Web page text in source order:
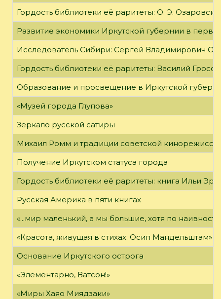
Гордость библиотеки её раритеты: О. Э.
Развитие экономики Иркутской губернии в
Исследователь Сибири: Сергей Владимирович
Гордость библиотеки её раритеты: Василий
Образование и просвещение в Иркутской
«Музей города Глупова»
Зеркало русской сатиры
Михаил Ромм и традиции советской
Получение Иркутском статуса города
Гордость библиотеки её раритеты: книга Ильи
Русская Америка в пяти книгах
«...мир маленький, а мы большие, хотя по
«Красота, живущая в стихах: Осип Мандельштам»
Основание Иркутского острога
«Элементарно, Ватсон!»
«Миры Хаяо Миядзаки»